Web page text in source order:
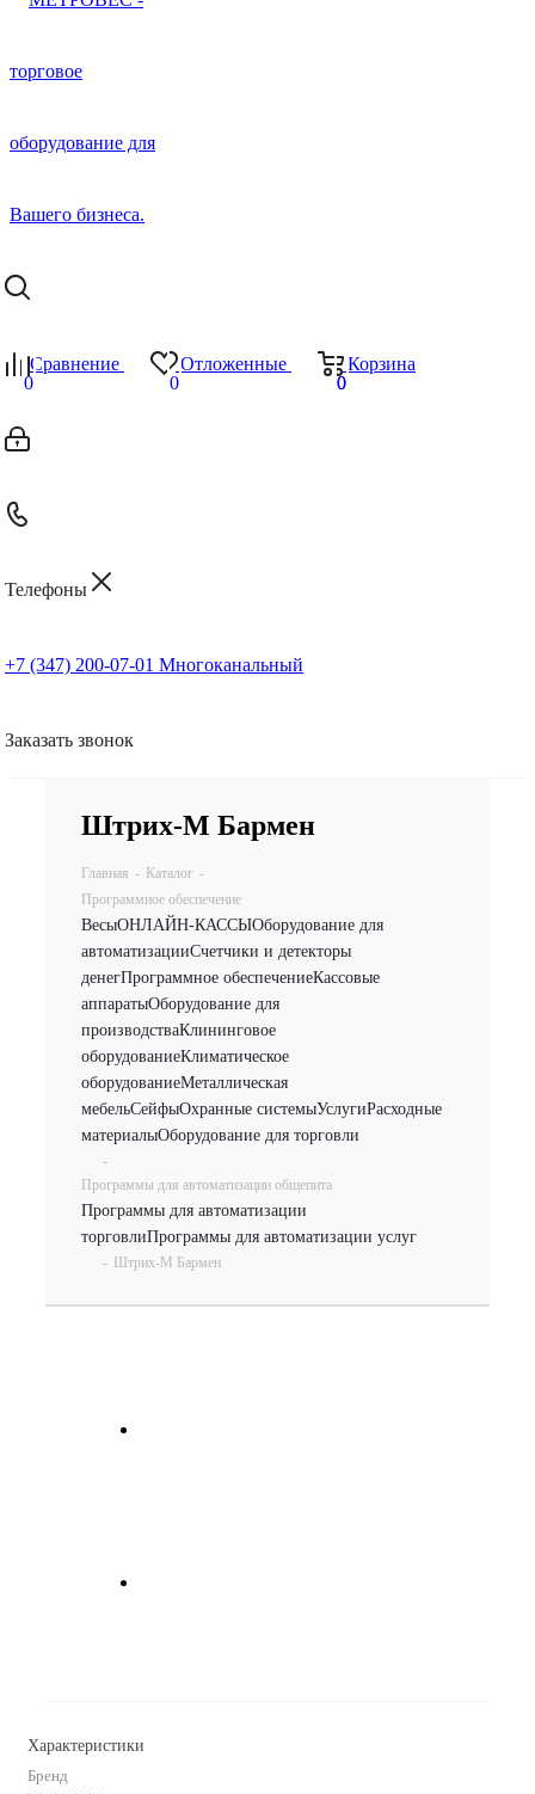
Сравнение
0
Отложенные
0
Корзина
0
0
Телефоны
+7 (347) 200-07-01 Многоканальный
Заказать звонок
Штрих-М Бармен
Главная - Каталог -
Программное обеспечение
ВесыОНЛАЙН-КАССЫОборудование для
автоматизацииСчетчики и детекторы
денегПрограммное обеспечениеКассовые
аппаратыОборудование для
производстваКлининговое
оборудованиеКлиматическое
оборудованиеМеталлическая
мебельСейфыОхранные системыУслугиРасходные
материалыОборудование для торговли
-
Программы для автоматизации общепита
Программы для автоматизации
торговлиПрограммы для автоматизации услуг
- Штрих-М Бармен
Характеристики
Бренд